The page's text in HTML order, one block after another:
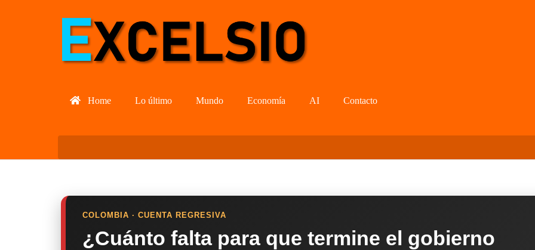
Home Lo último Mundo Economía AI Contacto
COLOMBIA · CUENTA REGRESIVA
¿Cuánto falta para que termine el gobierno